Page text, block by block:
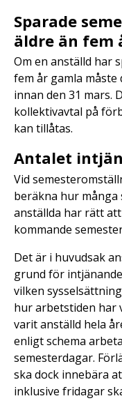
Sparade
äldre än fem
Om en anställd har
fem år gamla måste
innan den 31 mars.
kollektivavtal på
kan tillåtas.
Antalet
Vid
beräkna hur många
anställda har rätt
kommande
Det är i huvudsak
grund för
vilken
hur arbetstiden har
varit anställd hela
enligt schema
semesterdagar.
ska dock innebära
inklusive fridagar